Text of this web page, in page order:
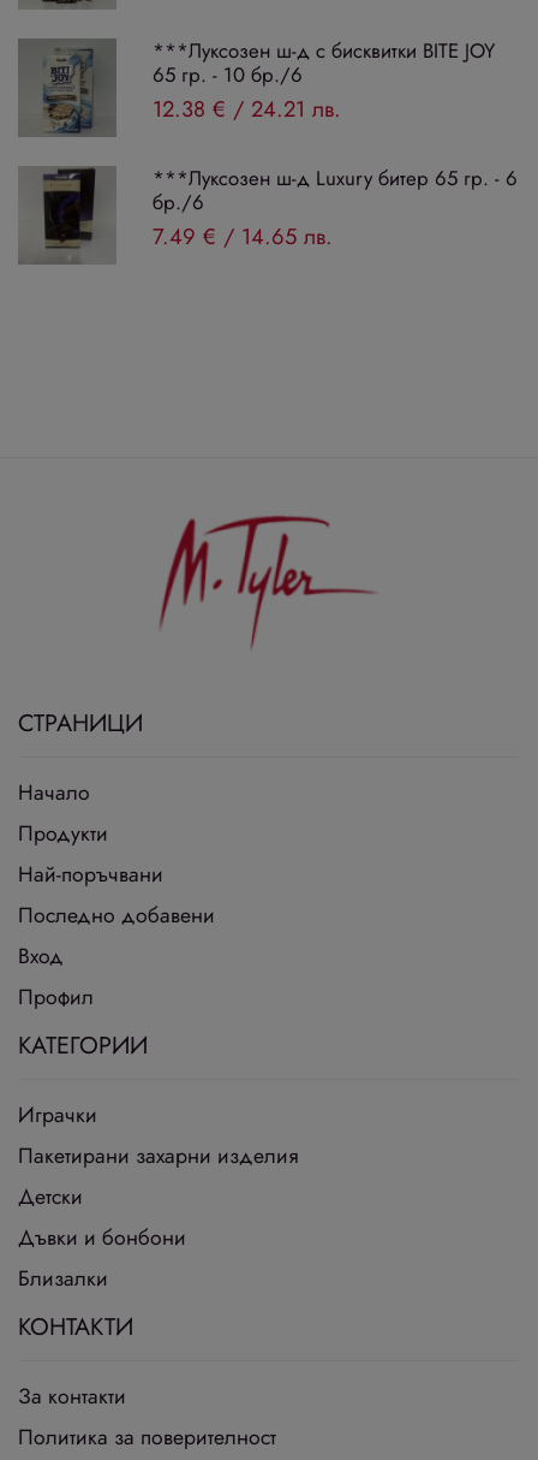
***Луксозен ш-д с бисквитки BITE JOY
65 гр. - 10 бр./6
12.38 € / 24.21 лв.
***Луксозен ш-д Luxury битер 65 гр. - 6
бр./6
7.49 € / 14.65 лв.
СТРАНИЦИ
Начало
Продукти
Най-поръчвани
Последно добавени
Вход
Профил
КАТЕГОРИИ
Играчки
Пакетирани захарни изделия
Детски
Дъвки и бонбони
Близалки
КОНТАКТИ
За контакти
Политика за поверителност